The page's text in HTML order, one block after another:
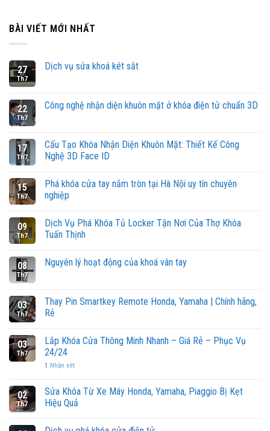
BÀI VIẾT MỚI NHẤT
27
Th7
Dịch vụ sửa khoá két sắt
22
Th7
Công nghệ nhận diện khuôn mặt ở khóa điện tử chuẩn 3D
17
Th7
Cấu Tạo Khóa Nhận Diện Khuôn Mặt: Thiết Kế Công
Nghệ 3D Face ID
15
Th7
Phá khóa cửa tay nắm tròn tại Hà Nội uy tín chuyên
nghiệp
09
Th7
Dịch Vụ Phá Khóa Tủ Locker Tận Nơi Của Thợ Khóa
Tuấn Thịnh
08
Th7
Nguyên lý hoạt động của khoá vân tay
03
Th7
Thay Pin Smartkey Remote Honda, Yamaha | Chính hãng,
Rẻ
03
Th7
Lắp Khóa Cửa Thông Minh Nhanh – Giá Rẻ – Phục Vụ
24/24
1 Nhận xét
02
Th7
Sửa Khóa Từ Xe Máy Honda, Yamaha, Piaggio Bị Kẹt
Hiệu Quả